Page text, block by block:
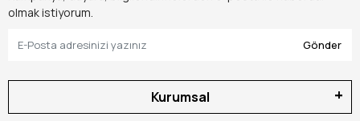
yandı, kimisi ise 30 yıl boyunca Türkiye’nin en ücra dağ
köylerinde, elektriğin olmadığı şantiyelerde ve en
açmaya devam etti.
Müşterilerimiz dükkana girdiğinde genelde"Ustam,
olmak istiyorum.
Gönder
Kurumsal